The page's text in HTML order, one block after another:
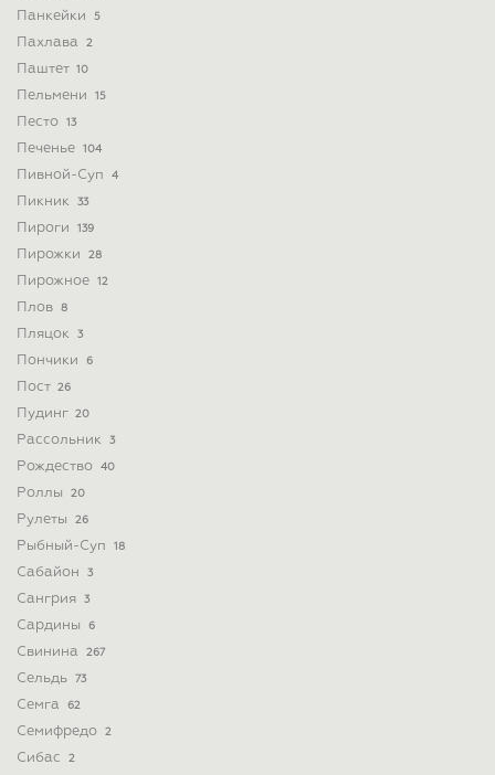
Панкейки 5
Пахлава 2
Паштет 10
Пельмени 15
Песто 13
Печенье 104
Пивной-Суп 4
Пикник 33
Пироги 139
Пирожки 28
Пирожное 12
Плов 8
Пляцок 3
Пончики 6
Пост 26
Пудинг 20
Рассольник 3
Рождество 40
Роллы 20
Рулеты 26
Рыбный-Суп 18
Сабайон 3
Сангрия 3
Сардины 6
Свинина 267
Сельдь 73
Семга 62
Семифредо 2
Сибас 2